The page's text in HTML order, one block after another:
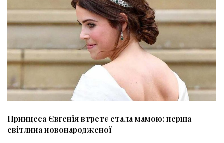
Принцеса Євгенія втретє стала мамою: перша
світлина новонародженої